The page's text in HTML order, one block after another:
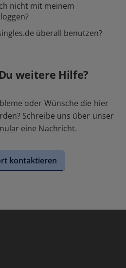
nicht mit meinem
überall benutzen?
weitere Hilfe?
oder Wünsche die hier
Schreibe uns über unser
eine Nachricht.
kontaktieren